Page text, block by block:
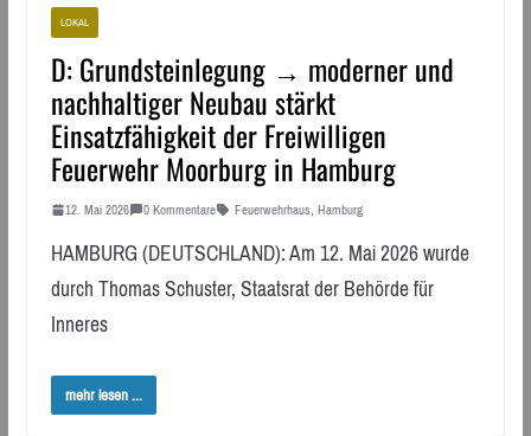
LOKAL
D: Grundsteinlegung → moderner und
nachhaltiger Neubau stärkt
Einsatzfähigkeit der Freiwilligen
Feuerwehr Moorburg in Hamburg
12. Mai 2026 0 Kommentare Feuerwehrhaus, Hamburg
HAMBURG (DEUTSCHLAND): Am 12. Mai 2026 wurde
durch Thomas Schuster, Staatsrat der Behörde für
Inneres
mehr lesen ...